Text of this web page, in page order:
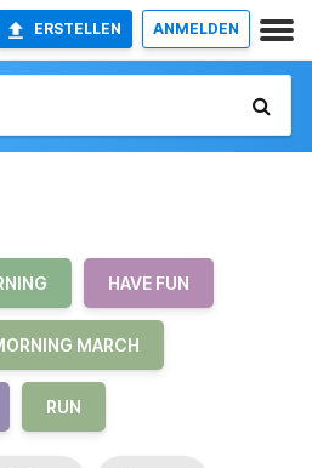
ERSTELLEN ANMELDEN
HAVE FUN
MARCH
RUN